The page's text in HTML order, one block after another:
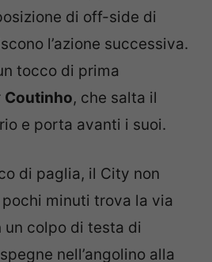
di off-side di
l’azione successiva.
tocco di prima
Coutinho, che salta il
e porta avanti i suoi.
di paglia, il City non
minuti trova la via
colpo di testa di
nell’angolino alla